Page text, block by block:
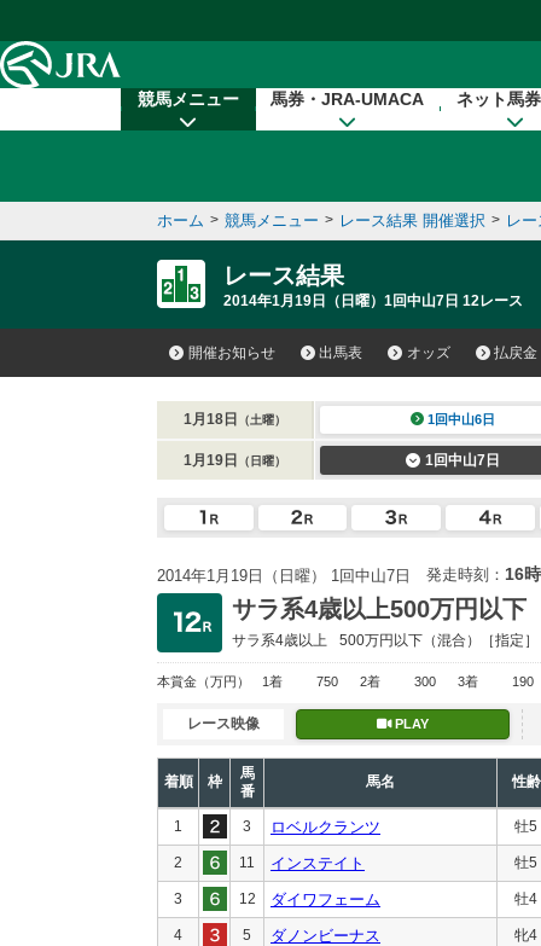
競馬メニュー 馬券・JRA-UMACA ネット馬
ホーム > 競馬メニュー > レース結果 開催選択 > レ
レース結果
2014年1月19日（日曜）1回中山7日 12レース
開催お知らせ 出馬表 オッズ 払戻金
1月18日 （土曜） 1回中山6日
1月19日 （日曜） 1回中山7日
2014年1月19日（日曜） 1回中山7日 発走時刻： 16
サラ系4歳以上500万円以下
サラ系4歳以上 500万円以下 （混合）［指定］
本賞金 （万円） 1着 750 2着 300 3着 190
レース映像 PLAY
着順 枠
馬
番
馬名 性齢
1 3 ロベルクランツ 牡5
2 11 インステイト 牡5
3 12 ダイワフェーム 牡4
4 5 ダノンビーナス 牝4